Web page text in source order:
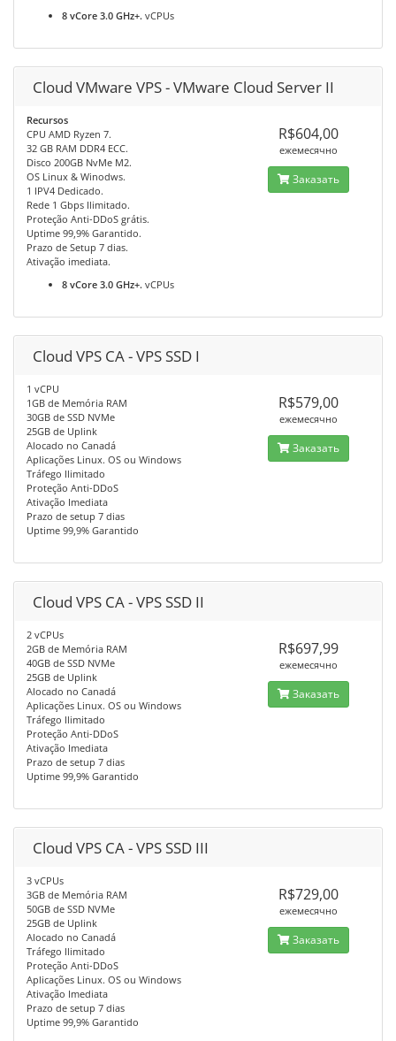
8 vCore 3.0 GHz+. vCPUs
Cloud VMware VPS - VMware Cloud Server II
Recursos
CPU AMD Ryzen 7.
32 GB RAM DDR4 ECC.
Disco 200GB NvMe M2.
OS Linux & Winodws.
1 IPV4 Dedicado.
Rede 1 Gbps Ilimitado.
Proteção Anti-DDoS grátis.
Uptime 99,9% Garantido.
Prazo de Setup 7 dias.
Ativação imediata.
8 vCore 3.0 GHz+. vCPUs
R$604,00
ежемесячно
Заказать
Cloud VPS CA - VPS SSD I
1 vCPU
1GB de Memória RAM
30GB de SSD NVMe
25GB de Uplink
Alocado no Canadá
Aplicações Linux. OS ou Windows
Tráfego Ilimitado
Proteção Anti-DDoS
Ativação Imediata
Prazo de setup 7 dias
Uptime 99,9% Garantido
R$579,00
ежемесячно
Заказать
Cloud VPS CA - VPS SSD II
2 vCPUs
2GB de Memória RAM
40GB de SSD NVMe
25GB de Uplink
Alocado no Canadá
Aplicações Linux. OS ou Windows
Tráfego Ilimitado
Proteção Anti-DDoS
Ativação Imediata
Prazo de setup 7 dias
Uptime 99,9% Garantido
R$697,99
ежемесячно
Заказать
Cloud VPS CA - VPS SSD III
3 vCPUs
3GB de Memória RAM
50GB de SSD NVMe
25GB de Uplink
Alocado no Canadá
Tráfego Ilimitado
Proteção Anti-DDoS
Aplicações Linux. OS ou Windows
Ativação Imediata
Prazo de setup 7 dias
Uptime 99,9% Garantido
R$729,00
ежемесячно
Заказать